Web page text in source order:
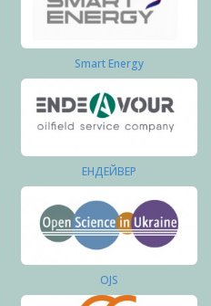
Smart Energy
ЕНДЕЙВЕР
OJS